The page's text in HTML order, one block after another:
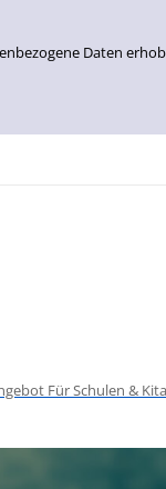
Daten
Für Schulen &